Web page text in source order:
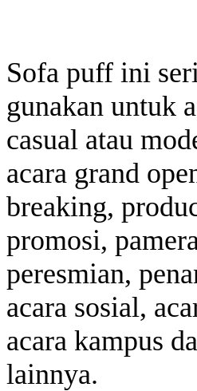
Sofa puff ini
gunakan untuk
casual atau
acara grand
breaking,
promosi,
peresmian,
acara sosial,
acara kampus
lainnya.